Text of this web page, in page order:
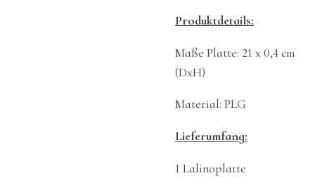
Produktdetails:
Maße Platte: 21 x 0,4 cm
(DxH)
Material: PLG
Lieferumfang:
1 Lalinoplatte